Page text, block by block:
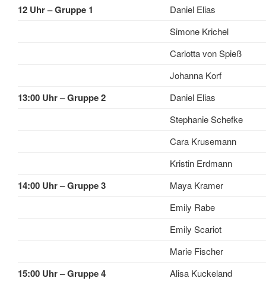
12 Uhr – Gruppe 1
Daniel Elias
Simone Krichel
Carlotta von Spieß
Johanna Korf
13:00 Uhr – Gruppe 2
Daniel Elias
Stephanie Schefke
Cara Krusemann
Kristin Erdmann
14:00 Uhr – Gruppe 3
Maya Kramer
Emily Rabe
Emily Scariot
Marie Fischer
15:00 Uhr – Gruppe 4
Alisa Kuckeland